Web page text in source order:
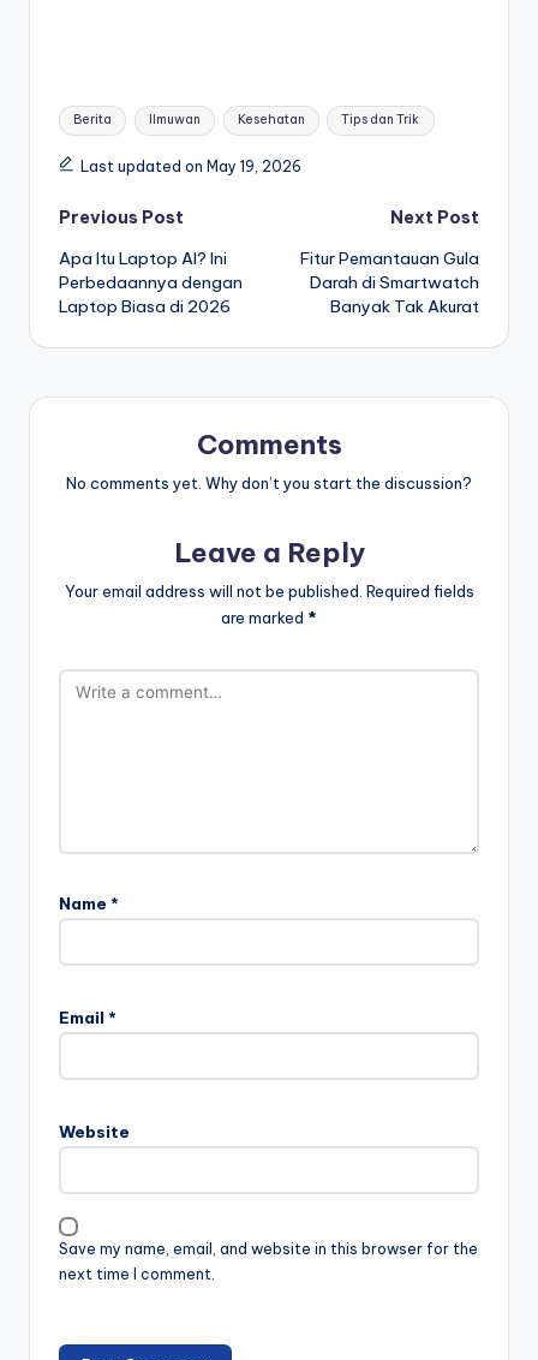
Tags:
Berita Ilmuwan Kesehatan Tips dan Trik
Last updated on May 19, 2026
Post
navigation
Previous Post
Apa Itu Laptop AI? Ini
Perbedaannya dengan
Laptop Biasa di 2026
Next Post
Fitur Pemantauan Gula
Darah di Smartwatch
Banyak Tak Akurat
Comments
No comments yet. Why don’t you start the discussion?
Leave a Reply
Your email address will not be published. Required fields
are marked *
Name *
Email *
Website
Save my name, email, and website in this browser for the
next time I comment.